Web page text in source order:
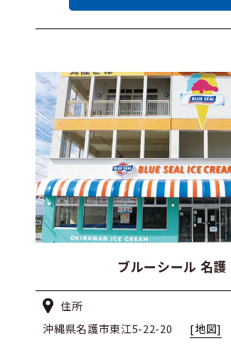
ブルーシール 名護
住所
沖縄県名護市東江5-22-20
[地図]